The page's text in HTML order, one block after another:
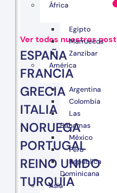
Ver todos nuestros post
ESPAÑA
FRANCIA
GRECIA
ITALIA
NORUEGA
PORTUGAL
REINO UNIDO
TURQUÍA
África
Egipto
Marruecos
Zanzibar
América
Argentina
Colombia
Las
Bahamas
México
Perú
República
Dominicana
Asia